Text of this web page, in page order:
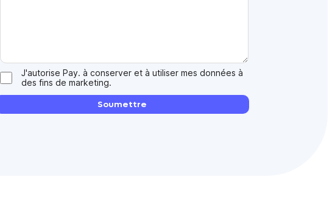
J'autorise Pay. à conserver et à utiliser mes données à
des fins de marketing.